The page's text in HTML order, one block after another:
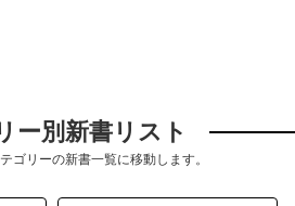
ー別新書リスト
ゴリーの新書一覧に移動します。